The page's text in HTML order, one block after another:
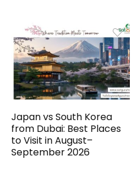
Japan vs South Korea
from Dubai: Best Places
to Visit in August–
September 2026